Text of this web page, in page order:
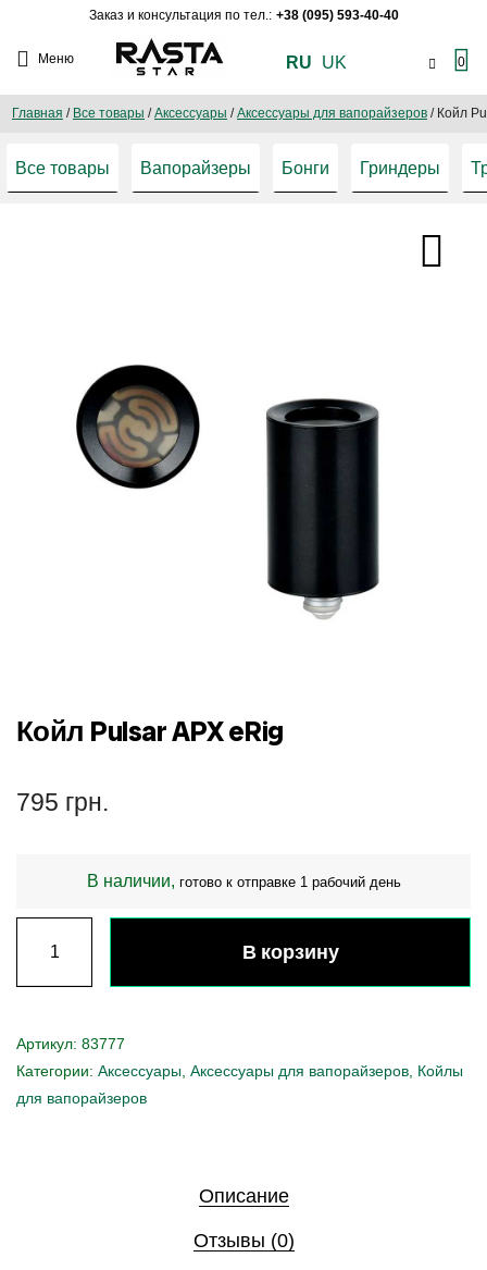
Заказ и консультация по тел.: +38 (095) 593-40-40
Меню RU UK 0
Главная / Все товары /Аксессуары /Аксессуары для вапорайзеров / Койл
Все товары Вапорайзеры Бонги Гриндеры
Койл Pulsar APX eRig
795 грн.
В наличии, готово к отправке 1 рабочий день
В корзину
Артикул: 83777
Категории: Аксессуары Аксессуары для вапорайзеров Койлы
для вапорайзеров
Описание
Отзывы (0)